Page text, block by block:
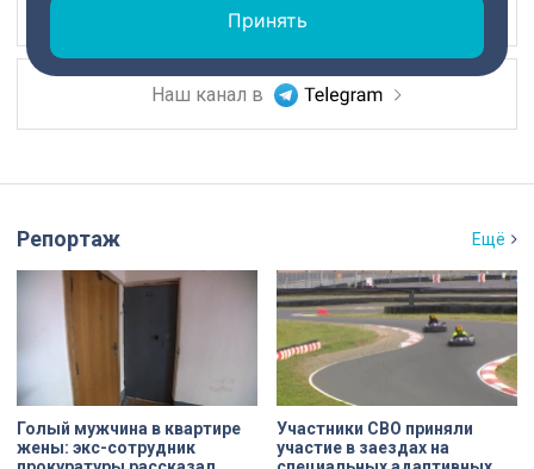
Наш канал в
Наш канал в
Репортаж Ещё
Голый мужчина в квартире
жены: экс-сотрудник
Участники СВО приняли
участие в заездах на
Принять